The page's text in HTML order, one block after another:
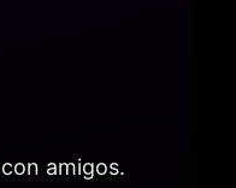
amigos.